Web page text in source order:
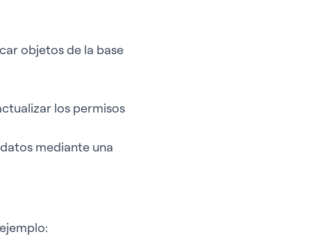
objetos de la base
los permisos
mediante una